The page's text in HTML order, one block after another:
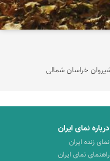
درباره نمای ایران
نمای زنده ایران
راهنمای نمای ایران